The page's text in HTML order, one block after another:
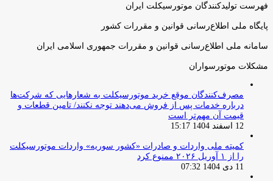
فهرست تولیدکنندگان موتورسیکلت ایران
پایگاه ملی اطلاع‌رسانی قوانین و مقررات کشور
سامانه ملی اطلاع‌رسانی قوانین و مقررات جمهوری اسلامی ایران
مشکلات موتورسواران
مصرف‌کنندگان موقع خرید موتورسیکلت به شعارهایی که شرکت‌ها
درباره خدمات پس از فروش می‌دهند توجه نکنند/ تامین قطعات و
قیمت آن مهم‌تر است
12 اسفند 1404 15:17
کمیته ملی واردات و صادرات «کشور سوریه» واردات موتورسیکلت
را از ۱ آوریل ۲۰۲۶ ممنوع کرد
11 دی 1404 07:32